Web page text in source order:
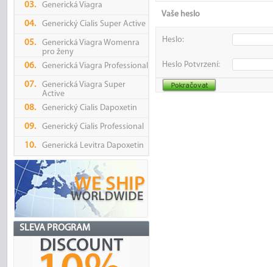
03. Generická Viagra
04. Generický Cialis Super Active
05.
Generická Viagra Womenra
pro ženy
06.
Generická Viagra Professional
07.
Generická Viagra Super
Active
08.
Generický Cialis Dapoxetin
09. Generický Cialis Professional
10. Generická Levitra Dapoxetin
SLEVA PROGRAM
Vaše heslo
Heslo:
Heslo Potvrzení: